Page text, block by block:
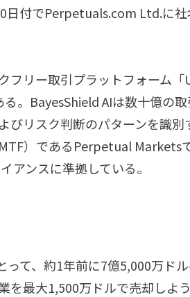
日付でPerpetuals.com Ltd.に
フリー取引プラットフォーム
。BayesShield AIは数十億の
びリスク判断のパターンを識
）であるPerpetual Markets
アンスに準拠している。
って、約1年前に7億5,000万ド
を最大1,500万ドルで売却しよ